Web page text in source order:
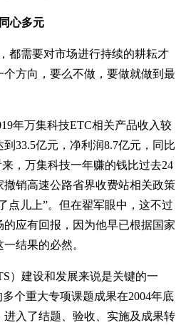
同心多元
都需要对市场进行持续的耕耘才
方向，要么不做，要做就做到最
年万集科技ETC相关产品收入较
33.5亿元，净利润8.7亿元，同比
，万集科技一年赚的钱比过去24
销高速公路省界收费站相关政策
点儿上”。但在翟军眼中，这不过
应有回报，因为他早已根据国家
结果的必然。
）建设和发展来说是关键的一
个重大专项课题成果在2004年底
入了结题、验收、实施及成果转